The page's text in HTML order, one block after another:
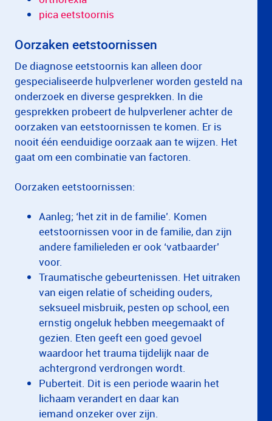
pica eetstoornis
Oorzaken eetstoornissen
De diagnose eetstoornis kan alleen door
gespecialiseerde hulpverlener worden gesteld na
onderzoek en diverse gesprekken. In die
gesprekken probeert de hulpverlener achter de
oorzaken van eetstoornissen te komen. Er is
nooit één eenduidige oorzaak aan te wijzen. Het
gaat om een combinatie van factoren.
Oorzaken eetstoornissen:
Aanleg; ‘het zit in de familie’. Komen
eetstoornissen voor in de familie, dan zijn
andere familieleden er ook ‘vatbaarder’
voor.
Traumatische gebeurtenissen. Het uitraken
van eigen relatie of scheiding ouders,
seksueel misbruik, pesten op school, een
ernstig ongeluk hebben meegemaakt of
gezien. Eten geeft een goed gevoel
waardoor het trauma tijdelijk naar de
achtergrond verdrongen wordt.
Puberteit. Dit is een periode waarin het
lichaam verandert en daar kan
iemand onzeker over zijn.